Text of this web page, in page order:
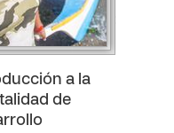
a la
de